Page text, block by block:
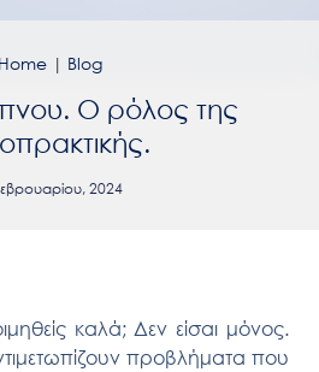
Home| Blog
Ο ρόλος της
2024
καλά; Δεν είσαι μόνος.
προβλήματα που